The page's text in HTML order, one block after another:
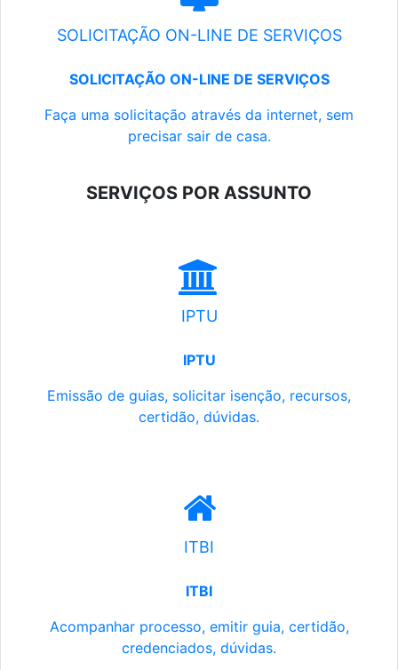
SOLICITAÇÃO ON-LINE DE SERVIÇOS
SOLICITAÇÃO ON-LINE DE SERVIÇOS
Faça uma solicitação através da internet, sem
precisar sair de casa.
SERVIÇOS POR ASSUNTO
IPTU
IPTU
Emissão de guias, solicitar isenção, recursos,
certidão, dúvidas.
ITBI
ITBI
Acompanhar processo, emitir guia, certidão,
credenciados, dúvidas.